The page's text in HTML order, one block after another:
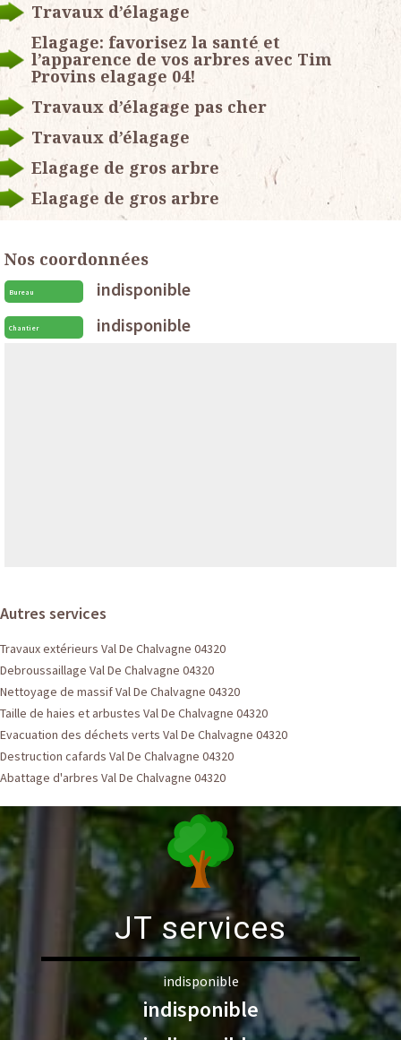
Travaux d’élagage
Elagage: favorisez la santé et
l’apparence de vos arbres avec Tim
Provins elagage 04!
Travaux d’élagage pas cher
Travaux d’élagage
Elagage de gros arbre
Elagage de gros arbre
Nos coordonnées
Bureau indisponible
Chantier indisponible
Autres services
Travaux extérieurs Val De Chalvagne 04320
Debroussaillage Val De Chalvagne 04320
Nettoyage de massif Val De Chalvagne 04320
Taille de haies et arbustes Val De Chalvagne 04320
Evacuation des déchets verts Val De Chalvagne 04320
Destruction cafards Val De Chalvagne 04320
Abattage d'arbres Val De Chalvagne 04320
JT services
indisponible
indisponible